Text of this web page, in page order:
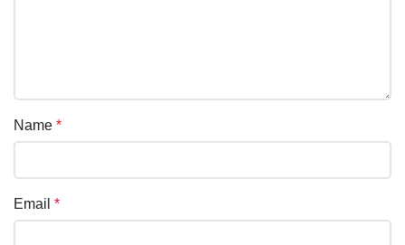
Name *
Email *